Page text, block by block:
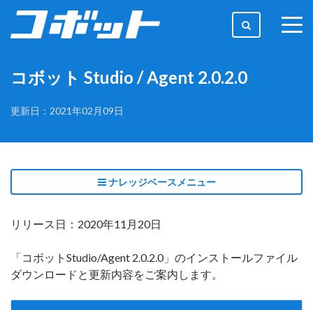
コボット Studio / Agent 2.0.2.0
更新日：2021年02月09日
ナレッジベースメニュー
リリース日：2020年11月20日
「コボットStudio/Agent 2.0.2.0」のインストールファイル
ダウンロードと更新内容をご案内します。